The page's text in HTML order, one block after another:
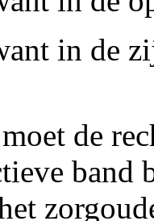
in de
de
band